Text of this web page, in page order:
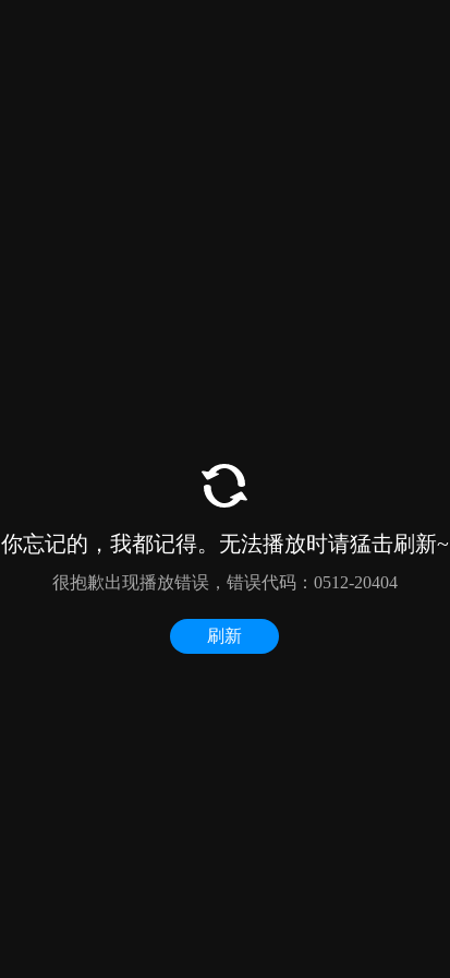
你忘记的，我都记得。无法播放时请猛击刷新~
很抱歉出现播放错误，错误代码：0512-20404
刷新